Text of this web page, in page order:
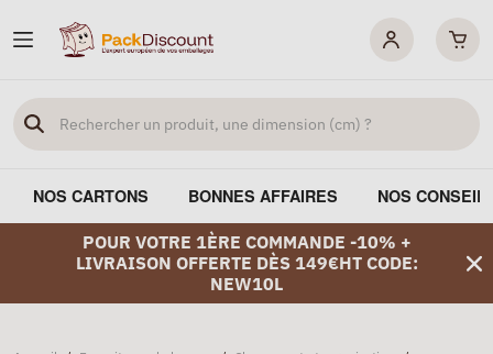
NOS CARTONS BONNES AFFAIRES NOS
POUR VOTRE 1ÈRE COMMANDE -10% +
LIVRAISON OFFERTE DÈS 149€HT CODE:
NEW10L